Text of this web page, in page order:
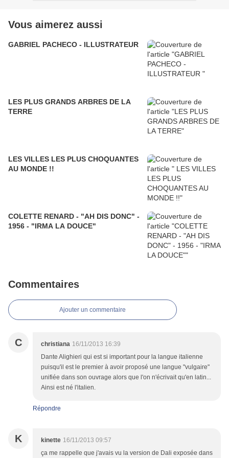
Vous aimerez aussi
GABRIEL PACHECO - ILLUSTRATEUR
LES PLUS GRANDS ARBRES DE LA
TERRE
LES VILLES LES PLUS CHOQUANTES
AU MONDE !!
COLETTE RENARD - "AH DIS DONC" -
1956 - "IRMA LA DOUCE"
Commentaires
Ajouter un commentaire
C christiana 16/11/2013 16:39
Dante Alighieri qui est si important pour la langue italienne
puisqu'il est le premier à avoir proposé une langue "vulgaire"
unifiée dans son ouvrage alors que l'on n'écrivait qu'en latin...
Ainsi est né l'italien.
Répondre
K kinette 16/11/2013 09:57
ça me rappelle que j'avais vu la version de Dali exposée dans